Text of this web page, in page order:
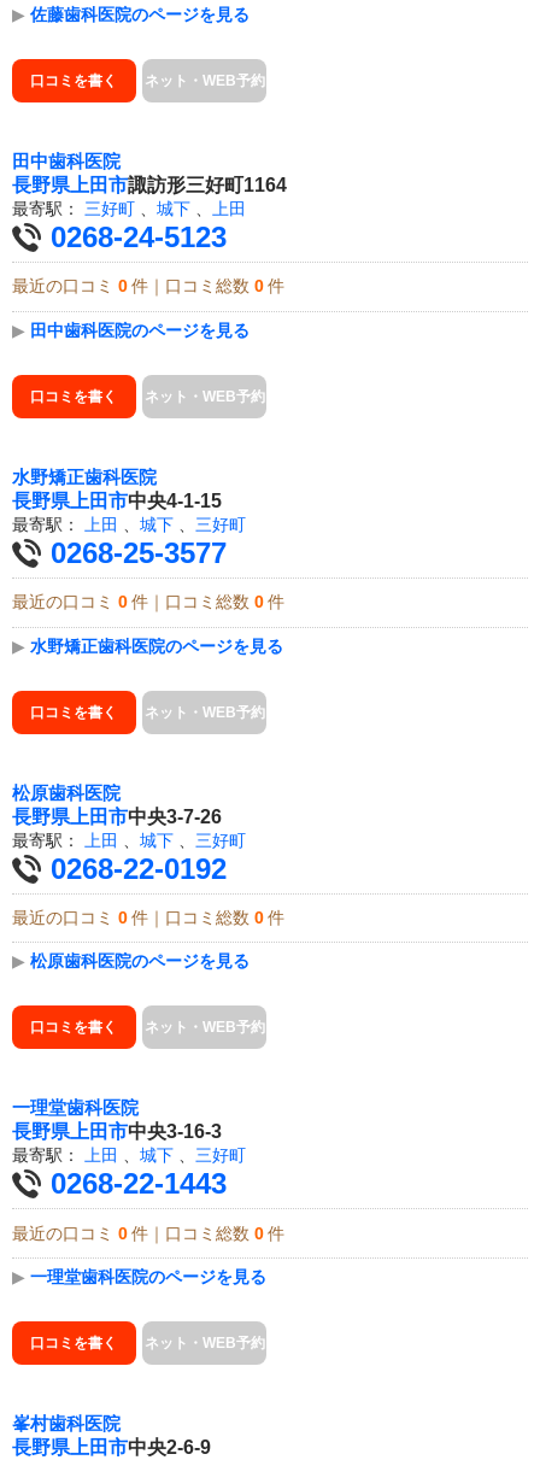
▶ 佐藤歯科医院のページを見る
口コミを書く ネット・WEB予約
田中歯科医院
長野県 上田市諏訪形三好町1164
最寄駅： 三好町 城下 上田
0268-24-5123
最近の口コミ 0 件｜口コミ総数 0 件
▶ 田中歯科医院のページを見る
口コミを書く ネット・WEB予約
水野矯正歯科医院
長野県 上田市中央4-1-15
最寄駅： 上田 城下 三好町
0268-25-3577
最近の口コミ 0 件｜口コミ総数 0 件
▶ 水野矯正歯科医院のページを見る
口コミを書く ネット・WEB予約
松原歯科医院
長野県 上田市中央3-7-26
最寄駅： 上田 城下 三好町
0268-22-0192
最近の口コミ 0 件｜口コミ総数 0 件
▶ 松原歯科医院のページを見る
口コミを書く ネット・WEB予約
一理堂歯科医院
長野県上田市中央3-16-3
最寄駅： 上田 、 城下 、 三好町
0268-22-1443
最近の口コミ 0 件｜口コミ総数 0 件
▶ 一理堂歯科医院のページを見る
口コミを書く ネット・WEB予約
峯村歯科医院
長野県 上田市中央2-6-9